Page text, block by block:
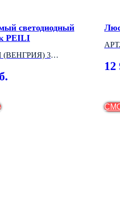
светодиодный
PEILI
(ВЕНГРИЯ) 3
12